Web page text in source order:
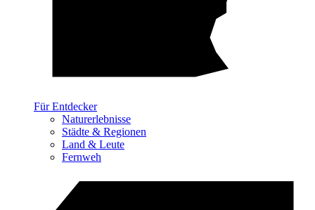
Für Entdecker
Naturerlebnisse
Städte & Regionen
Land & Leute
Fernweh